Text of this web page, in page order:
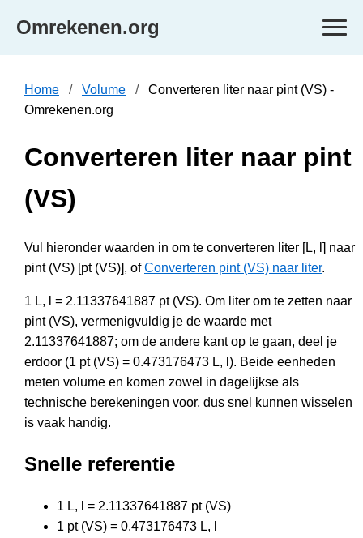
Omrekenen.org
Home Volume
Converteren liter naar pint (VS) -
Omrekenen.org
Converteren liter naar pint
(VS)
Vul hieronder waarden in om te converteren liter [L, l] naar
pint (VS) [pt (VS)], ofConverteren pint (VS) naar liter.
1 L, l = 2.11337641887 pt (VS). Om liter om te zetten naar
pint (VS), vermenigvuldig je de waarde met
2.11337641887; om de andere kant op te gaan, deel je
erdoor (1 pt (VS) = 0.473176473 L, l). Beide eenheden
meten volume en komen zowel in dagelijkse als
technische berekeningen voor, dus snel kunnen wisselen
is vaak handig.
Snelle referentie
1 L, l = 2.11337641887 pt (VS)
1 pt (VS) = 0.473176473 L, l